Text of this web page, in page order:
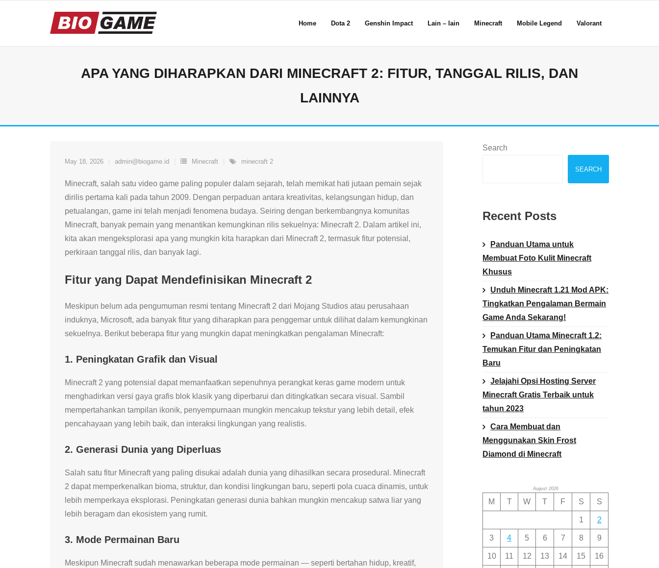
Home Dota 2 Genshin Impact Lain – lain Minecraft Mobile Legend Valorant
APA YANG DIHARAPKAN DARI MINECRAFT 2: FITUR, TANGGAL RILIS, DAN
LAINNYA
May 18, 2026 admin@biogame.id Minecraft minecraft 2
Minecraft, salah satu video game paling populer dalam sejarah, telah memikat hati jutaan pemain sejak
dirilis pertama kali pada tahun 2009. Dengan perpaduan antara kreativitas, kelangsungan hidup, dan
petualangan, game ini telah menjadi fenomena budaya. Seiring dengan berkembangnya komunitas
Minecraft, banyak pemain yang menantikan kemungkinan rilis sekuelnya: Minecraft 2. Dalam artikel ini,
kita akan mengeksplorasi apa yang mungkin kita harapkan dari Minecraft 2, termasuk fitur potensial,
perkiraan tanggal rilis, dan banyak lagi.
Fitur yang Dapat Mendefinisikan Minecraft 2
Meskipun belum ada pengumuman resmi tentang Minecraft 2 dari Mojang Studios atau perusahaan
induknya, Microsoft, ada banyak fitur yang diharapkan para penggemar untuk dilihat dalam kemungkinan
sekuelnya. Berikut beberapa fitur yang mungkin dapat meningkatkan pengalaman Minecraft:
1. Peningkatan Grafik dan Visual
Minecraft 2 yang potensial dapat memanfaatkan sepenuhnya perangkat keras game modern untuk
menghadirkan versi gaya grafis blok klasik yang diperbarui dan ditingkatkan secara visual. Sambil
mempertahankan tampilan ikonik, penyempurnaan mungkin mencakup tekstur yang lebih detail, efek
pencahayaan yang lebih baik, dan interaksi lingkungan yang realistis.
2. Generasi Dunia yang Diperluas
Salah satu fitur Minecraft yang paling disukai adalah dunia yang dihasilkan secara prosedural. Minecraft
2 dapat memperkenalkan bioma, struktur, dan kondisi lingkungan baru, seperti pola cuaca dinamis, untuk
lebih memperkaya eksplorasi. Peningkatan generasi dunia bahkan mungkin mencakup satwa liar yang
lebih beragam dan ekosistem yang rumit.
3. Mode Permainan Baru
Meskipun Minecraft sudah menawarkan beberapa mode permainan — seperti bertahan hidup, kreatif,
Search
SEARCH
Recent Posts
Panduan Utama untuk
Membuat Foto Kulit Minecraft
Khusus
Unduh Minecraft 1.21 Mod APK:
Tingkatkan Pengalaman Bermain
Game Anda Sekarang!
Panduan Utama Minecraft 1.2:
Temukan Fitur dan Peningkatan
Baru
Jelajahi Opsi Hosting Server
Minecraft Gratis Terbaik untuk
tahun 2023
Cara Membuat dan
Menggunakan Skin Frost
Diamond di Minecraft
August 2026
M T W T F S S
1 2
3 4 5 6 7 8 9
10 11 12 13 14 15 16